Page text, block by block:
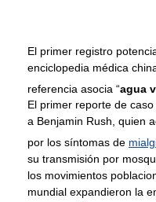
El primer registro
enciclopedia médica
referencia asocia “agua
El primer reporte de
a Benjamin Rush, quien
por los síntomas de
su transmisión por
los movimientos
mundial expandieron la